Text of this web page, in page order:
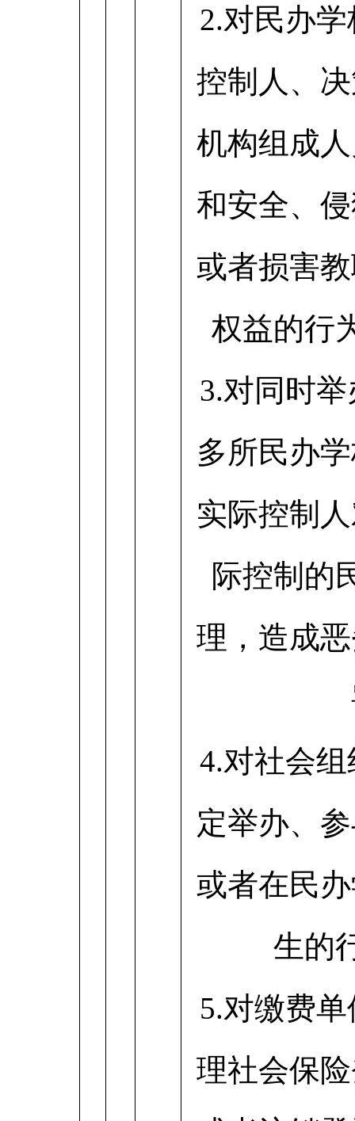
2.对民办
控制人、
机构组成
和安全、
或者损害
权益的行
3.对同时
多所民办
实际控制
际控制的
理，造成
4.对社会
定举办、
或者在民
生的
5.对缴费
理社会保